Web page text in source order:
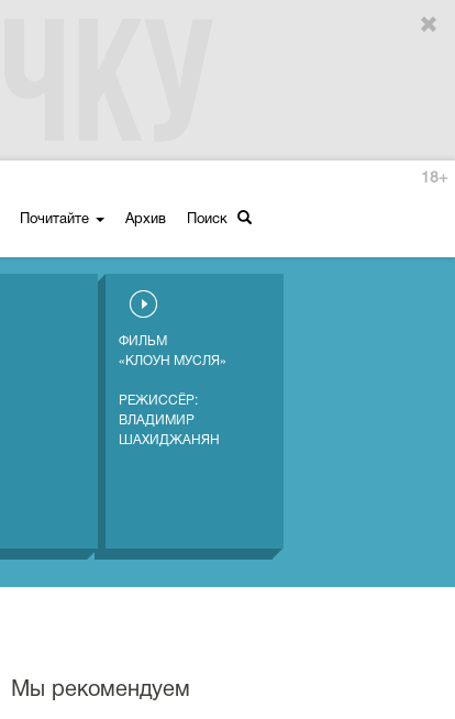
Почитайте Архив Поиск
18+
ФИЛЬМ
«КЛОУН МУСЛЯ»
РЕЖИССЁР:
ВЛАДИМИР
ШАХИДЖАНЯН
Мы рекомендуем